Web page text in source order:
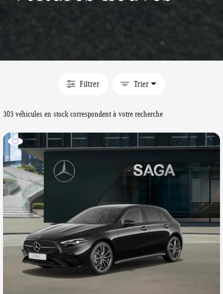
Filtrer Trier
303 véhicules en stock correspondent à votre recherche